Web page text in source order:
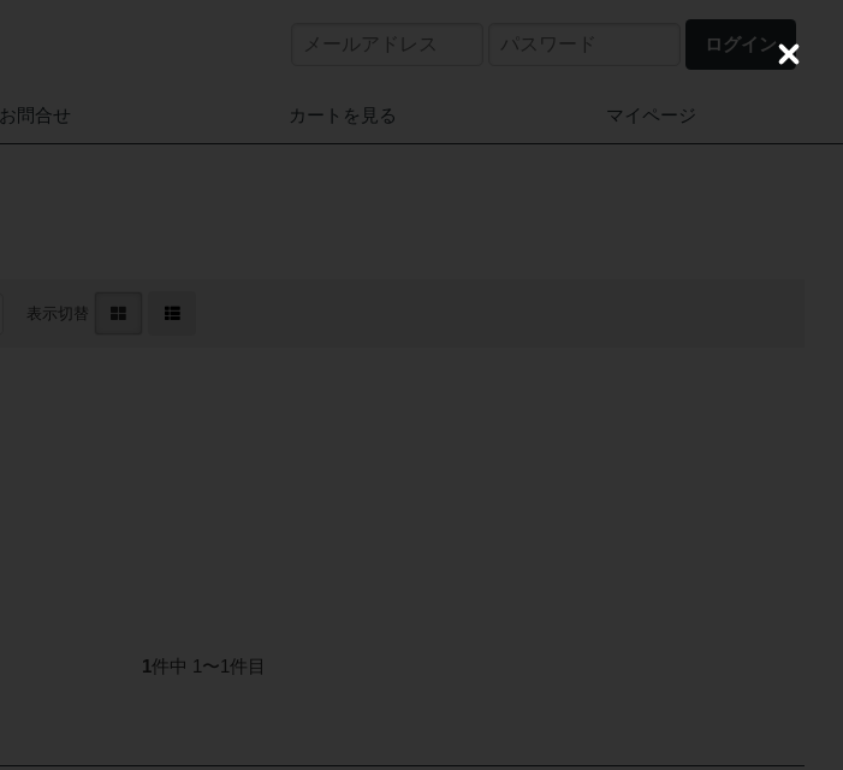
ログイン
お問合せ カートを見る マイページ
表示切替
1件中 1〜1件目
C
e